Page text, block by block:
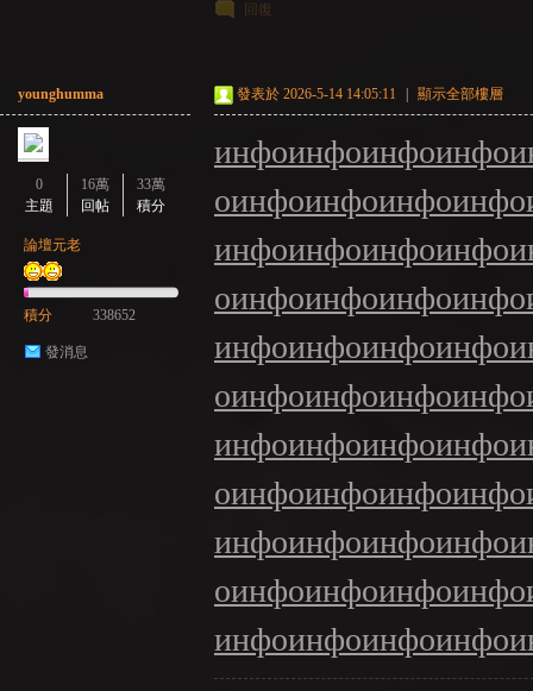
回復
younghumma
0
主題
16萬
回帖
33萬
積分
論壇元老
積分 338652
發消息
發表於 2026-5-14 14:05:11 顯示全部樓層
инфоинфоинфоинфо
оинфоинфоинфоинфо
инфоинфоинфоинфо
оинфоинфоинфоинфо
инфоинфоинфоинфо
оинфоинфоинфоинфо
инфоинфоинфоинфо
оинфоинфоинфоинфо
инфоинфоинфоинфо
оинфоинфоинфоинфо
инфоинфоинфоинфо